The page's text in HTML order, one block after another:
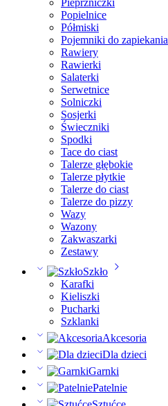
Pieprzniczki
Popielnice
Półmiski
Pojemniki do zapiekania
Rawiery
Rawierki
Salaterki
Serwetnice
Solniczki
Sosjerki
Świeczniki
Spodki
Tace do ciast
Talerze głębokie
Talerze płytkie
Talerze do ciast
Talerze do pizzy
Wazy
Wazony
Zakwaszarki
Zestawy
Szkło
Karafki
Kieliszki
Pucharki
Szklanki
Akcesoria
Dla dzieci
Garnki
Patelnie